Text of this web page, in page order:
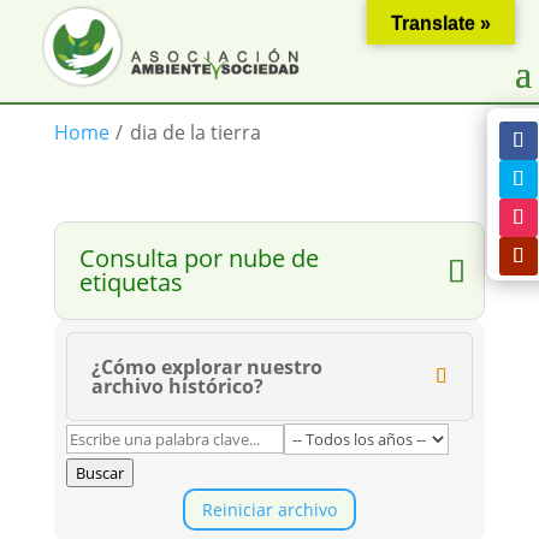
Home / dia de la tierra
Consulta por nube de
etiquetas
¿Cómo explorar nuestro
archivo histórico?
Buscar
Reiniciar archivo
Translate »